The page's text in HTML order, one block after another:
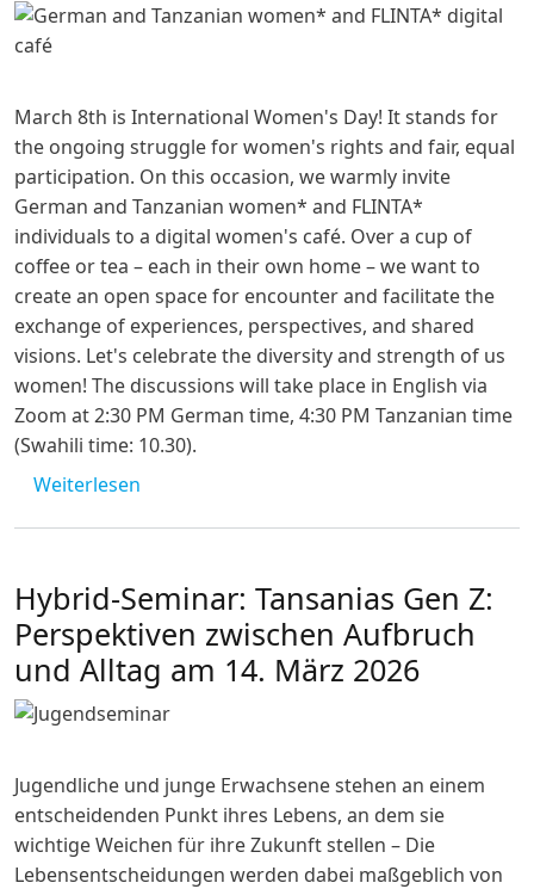
March 8th is International Women's Day! It stands for
the ongoing struggle for women's rights and fair, equal
participation. On this occasion, we warmly invite
German and Tanzanian women* and FLINTA*
individuals to a digital women's café. Over a cup of
coffee or tea – each in their own home – we want to
create an open space for encounter and facilitate the
exchange of experiences, perspectives, and shared
visions. Let's celebrate the diversity and strength of us
women! The discussions will take place in English via
Zoom at 2:30 PM German time, 4:30 PM Tanzanian time
(Swahili time: 10.30).
Weiterlesen
Hybrid-Seminar: Tansanias Gen Z:
Perspektiven zwischen Aufbruch
und Alltag am 14. März 2026
Jugendliche und junge Erwachsene stehen an einem
entscheidenden Punkt ihres Lebens, an dem sie
wichtige Weichen für ihre Zukunft stellen – Die
Lebensentscheidungen werden dabei maßgeblich von